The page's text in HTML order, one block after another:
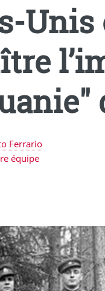
Ferrario
équipe